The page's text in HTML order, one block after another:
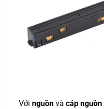
Với nguồn và cáp nguồn